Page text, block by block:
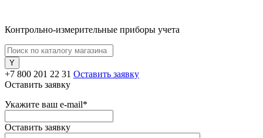
Контрольно-измерительные приборы учета
+7 800 201 22 31 Оставить заявку
Оставить заявку
Укажите ваш e-mail*
Оставить заявку